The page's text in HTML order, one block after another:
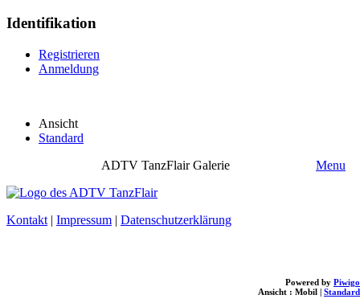
Identifikation
Registrieren
Anmeldung
Ansicht
Standard
ADTV TanzFlair Galerie
Menu
Powered by Piwigo
Ansicht : Mobil | Standard
Kontakt | Impressum | Datenschutzerklärung